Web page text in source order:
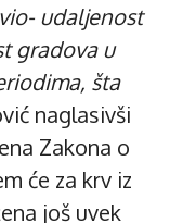
udaljenost
gradova u
šta
naglasivši
Zakona o
će za krv iz
još uvek